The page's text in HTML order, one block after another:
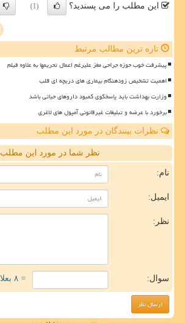
این مطلب را می پسندید؟ (1)
تازه ترین مطالب مرتبط
پیشرفت خوب حوزه جراحی مغز علیرغم اعمال تحریمها به علاوه فیلم
اهمیت تشخیص زودهنگام بیماری های دریچه ای قلب
وزارت بهداشت باید پاسخگوی کمبود داروهای حیاتی باشد
برخورد با عرضه و تبلیغات غیرقانونی آمپول های لاغری
نظرات بینندگان در مورد این مطلب
نظر شما در مورد این مطلب
نام:
ایمیل:
نظر:
سوال: = ۸ بعلاوه ۱